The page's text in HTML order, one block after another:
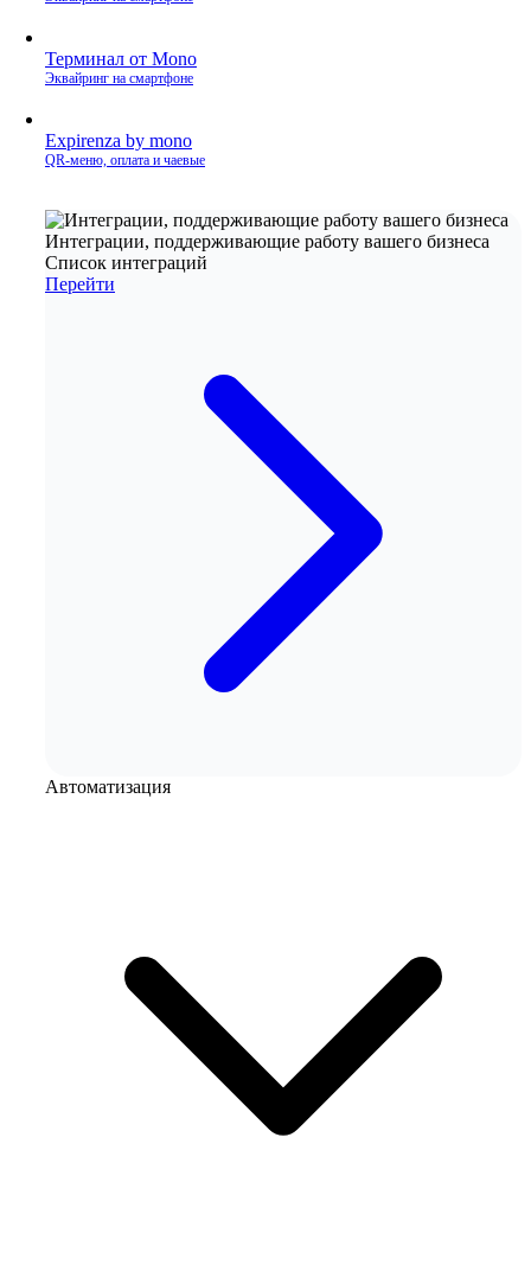
Терминал от Mono
Эквайринг на смартфоне
Expirenza by mono
QR‑меню, оплата и чаевые
Интеграции, поддерживающие работу вашего бизнеса
Список интеграций
Перейти
Автоматизация